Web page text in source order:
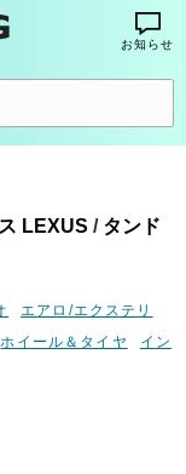
お知らせ
LEXUS / タンド
エアロ/エクステリ
ホイール＆タイヤ
イン